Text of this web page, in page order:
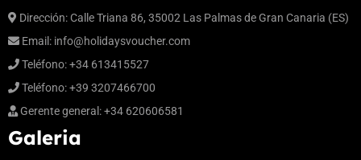
Dirección: Calle Triana 86, 35002 Las Palmas de Gran Canaria (ES)
Email: info@holidaysvoucher.com
Teléfono: +34 613415527
Teléfono: +39 3207466700
Gerente general: +34 620606581
Galeria